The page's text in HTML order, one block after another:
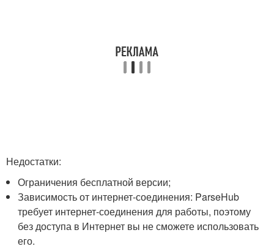
Недостатки:
Ограничения бесплатной версии;
Зависимость от интернет-соединения: ParseHub
требует интернет-соединения для работы, поэтому
без доступа в Интернет вы не сможете использовать
его.